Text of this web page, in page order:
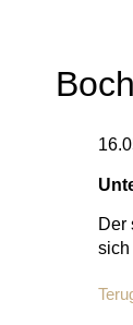
Der
sich